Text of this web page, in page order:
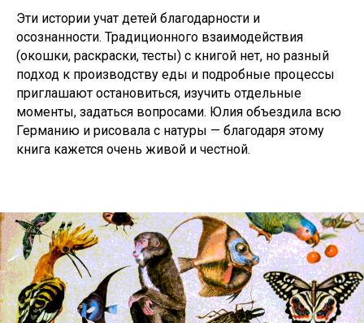
Эти истории учат детей благодарности и
осознанности. Традиционного взаимодействия
(окошки, раскраски, тесты) с книгой нет, но разный
подход к производству еды и подробные процессы
приглашают остановиться, изучить отдельные
моменты, задаться вопросами. Юлия объездила всю
Германию и рисовала с натуры — благодаря этому
книга кажется очень живой и честной.